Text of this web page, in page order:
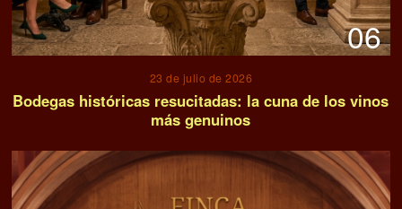
06
23 de julio de 2026
Bodegas históricas resucitadas: la cuna de los vinos
más genuinos